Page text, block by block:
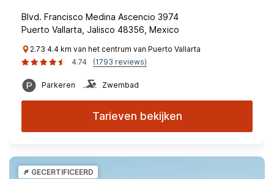
Blvd. Francisco Medina Ascencio 3974
Puerto Vallarta, Jalisco 48356, Mexico
2.73 4.4 km van het centrum van Puerto Vallarta
4.74
(1793 reviews)
Parkeren Zwembad
Tarieven bekijken
GECERTIFICEERD